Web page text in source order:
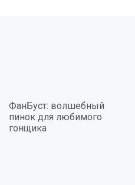
ФанБуст: волшебный
пинок для любимого
гонщика